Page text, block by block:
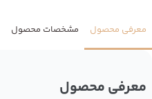
معرفی محصول مشخصات محصول
معرفی محصول